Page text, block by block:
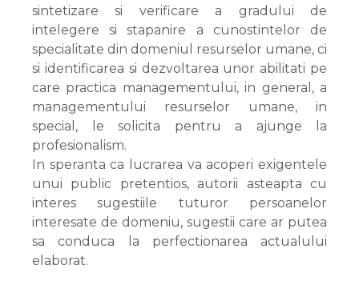
sintetizare si verificare a gradului de
intelegere si stapanire a cunostintelor de
specialitate din domeniul resurselor umane, ci
si identificarea si dezvoltarea unor abilitati pe
care practica managementului, in general, a
managementului resurselor umane, in
special, le solicita pentru a ajunge la
profesionalism.
In speranta ca lucrarea va acoperi exigentele
unui public pretentios, autorii asteapta cu
interes sugestiile tuturor persoanelor
interesate de domeniu, sugestii care ar putea
sa conduca la perfectionarea actualului
elaborat.